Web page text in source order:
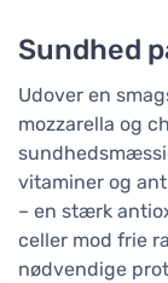
Sundhed
Udover en
mozzarella og
vitaminer og
– en stærk
celler mod frie
nødvendige